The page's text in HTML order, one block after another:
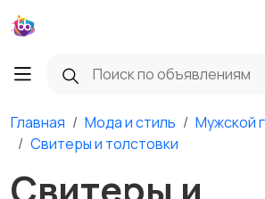
Главная Мода и стиль
Мужской
Свитеры и толстовки